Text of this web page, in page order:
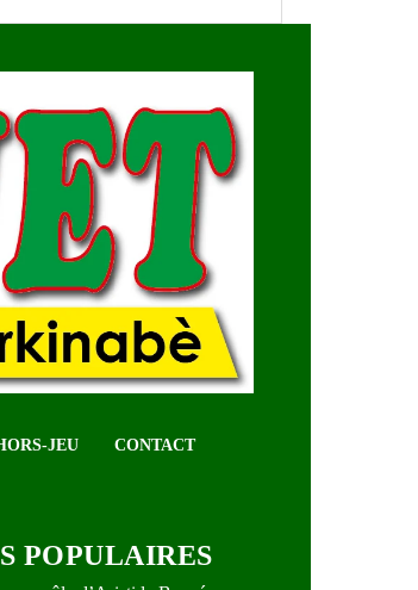
JEU CONTACT
POPULAIRES